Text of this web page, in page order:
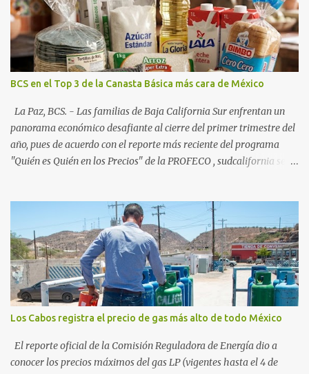
que supera el 70% . Sin embargo, la sorpresa del año la ha dado el
norte del estado. Comondú encabeza las expectativas con un
impresionante 89% de ocupación, impulsado por el interés
creciente en el turismo de naturaleza. Le siguen destinos
consolidados y emergentes: Los Cabos: 72% promedio (esperando
picos del 79% en Año Nuevo). La Paz: 66%. Loreto: 58%. Mulegé:
54%. "Estamos viendo un fenómeno de diversificación. Ya no solo
vienen por el lujo de Los Cabos, sino por la aut...
BCS en el Top 3 de la Canasta Básica más cara de México
La Paz, BCS. - Las familias de Baja California Sur enfrentan un
panorama económico desafiante al cierre del primer trimestre del
año, pues de acuerdo con el reporte más reciente del programa
"Quién es Quién en los Precios" de la PROFECO , sudcalifornia se
datos correspondientes al cierre de marzo y la primera semana de
abril revelan que adquirir el paquete de los 24 productos
esenciales alcanzó un precio de 942.50 pesos en la ciudad de La Paz
. Este monto fue detectado específicamente en el establecimiento
Bodega Aurrera ubicado en el fraccionamiento Camino Real,
superando la barrera de los 910 pesos establecida como meta por
el gobierno federal en el Paquete Contra la Inflación y la Carestía
(PACIC). Dentro del análisis por zonas geográficas, la entidad se
ubica en la región Centro-Norte , que comparte con estados como
Aguascaliente...
Los Cabos registra el precio de gas más alto de todo México
El reporte oficial de la Comisión Reguladora de Energía dio a
conocer los precios máximos del gas LP (vigentes hasta el 4 de